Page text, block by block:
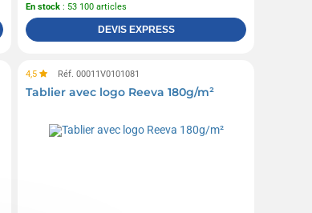
En stock : 53 100 articles
DEVIS EXPRESS
4,5 Réf. 00011V0101081
Tablier avec logo Reeva 180g/m²